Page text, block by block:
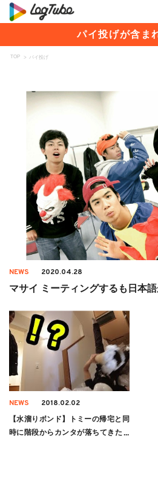
パイ投げが含ま
TOP > パイ投げ
NEWS 2020.04.28
マサイ ミーティングするも日本
NEWS 2018.02.02
【水溜りボンド】トミーの帰宅と同
時に階段からカンタが落ちてきた結